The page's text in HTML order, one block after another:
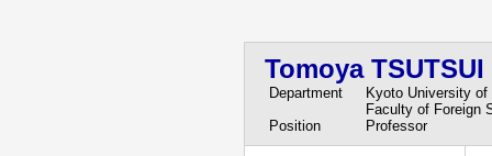
Tomoya TSUTSUI
Department
Kyoto University
Faculty of Foreign
Position
Professor